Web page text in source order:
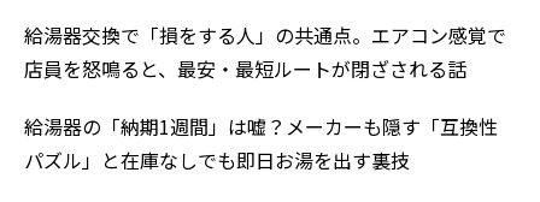
給湯器交換で「損をする人」の共通点。エアコン感覚で
店員を怒鳴ると、最安・最短ルートが閉ざされる話
給湯器の「納期1週間」は嘘？メーカーも隠す「互換性
パズル」と在庫なしでも即日お湯を出す裏技